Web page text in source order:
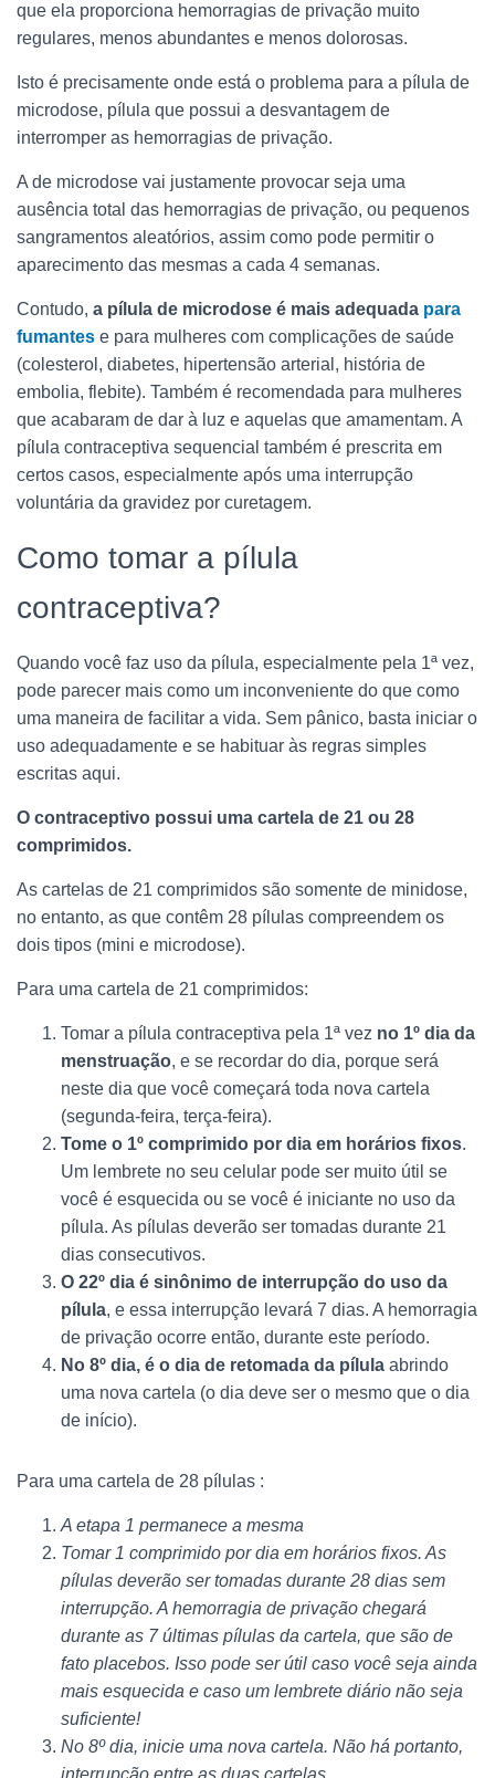
que ela proporciona hemorragias de privação muito
regulares, menos abundantes e menos dolorosas.
Isto é precisamente onde está o problema para a pílula de
microdose, pílula que possui a desvantagem de
interromper as hemorragias de privação.
A de microdose vai justamente provocar seja uma
ausência total das hemorragias de privação, ou pequenos
sangramentos aleatórios, assim como pode permitir o
aparecimento das mesmas a cada 4 semanas.
Contudo, a pílula de microdose é mais adequada para
fumantes e para mulheres com complicações de saúde
(colesterol, diabetes, hipertensão arterial, história de
embolia, flebite). Também é recomendada para mulheres
que acabaram de dar à luz e aquelas que amamentam. A
pílula contraceptiva sequencial também é prescrita em
certos casos, especialmente após uma interrupção
voluntária da gravidez por curetagem.
Como tomar a pílula
contraceptiva?
Quando você faz uso da pílula, especialmente pela 1ª vez,
pode parecer mais como um inconveniente do que como
uma maneira de facilitar a vida. Sem pânico, basta iniciar o
uso adequadamente e se habituar às regras simples
escritas aqui.
O contraceptivo possui uma cartela de 21 ou 28
comprimidos.
As cartelas de 21 comprimidos são somente de minidose,
no entanto, as que contêm 28 pílulas compreendem os
dois tipos (mini e microdose).
Para uma cartela de 21 comprimidos:
Tomar a pílula contraceptiva pela 1ª vez no 1º dia da
menstruação, e se recordar do dia, porque será
neste dia que você começará toda nova cartela
(segunda-feira, terça-feira).
Tome o 1º comprimido por dia em horários fixos.
Um lembrete no seu celular pode ser muito útil se
você é esquecida ou se você é iniciante no uso da
pílula. As pílulas deverão ser tomadas durante 21
dias consecutivos.
O 22º dia é sinônimo de interrupção do uso da
pílula, e essa interrupção levará 7 dias. A hemorragia
de privação ocorre então, durante este período.
No 8º dia, é o dia de retomada da pílula abrindo
uma nova cartela (o dia deve ser o mesmo que o dia
de início).
Para uma cartela de 28 pílulas :
A etapa 1 permanece a mesma
Tomar 1 comprimido por dia em horários fixos. As
pílulas deverão ser tomadas durante 28 dias sem
interrupção. A hemorragia de privação chegará
durante as 7 últimas pílulas da cartela, que são de
fato placebos. Isso pode ser útil caso você seja ainda
mais esquecida e caso um lembrete diário não seja
suficiente!
No 8º dia, inicie uma nova cartela. Não há portanto,
interrupção entre as duas cartelas